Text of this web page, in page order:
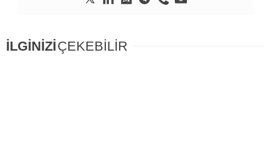
İLGİNİZİÇEKEBİLİR